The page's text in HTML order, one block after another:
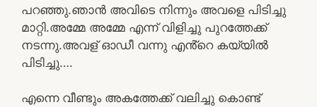
പറഞ്ഞു.ഞാൻ അവിടെ നിന്നും അവളെ പിടിച്ചു
മാറ്റി.അമ്മേ അമ്മേ എന്ന് വിളിച്ചു പുറത്തേക്ക്
നടന്നു.അവള് ഓഡീ വന്നു എൻ്റെ കയ്യിൽ
പിടിച്ചു….
എന്നെ വീണ്ടും അകത്തേക്ക് വലിച്ചു കൊണ്ട്